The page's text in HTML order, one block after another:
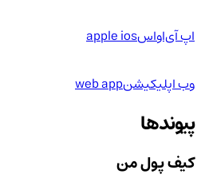
اپ آی‌او‌اسapple ios
وب اپلیکیشنweb app
پیوندها
کیف پول من